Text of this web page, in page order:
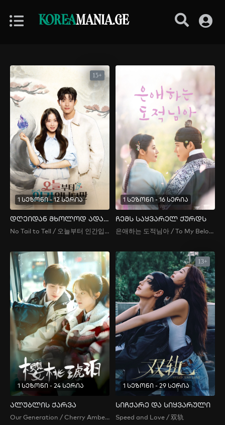
KOREAMANIA.GE
15+
1 სეზონი - 12 სერია
დღეიდან მხოლოდ ადამიანი ვარ
No Tail to Tell / 오늘부터 인간입니다만
1 სეზონი - 16 სერია
ჩემს საყვარელ ქურდს
은애하는 도적님아 / To My Beloved Thief
1 სეზონი - 24 სერია
ალუბლის ქარვა
Our Generation / Cherry Amber / 樱桃琥珀
13+
1 სეზონი - 29 სერია
სიჩქარე და სიყვარული
Speed and Love / 双轨